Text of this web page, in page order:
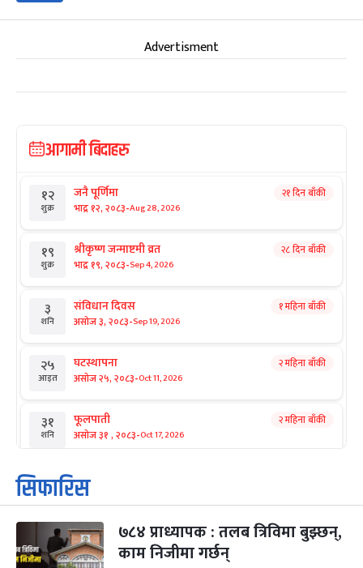
Advertisment
आगामी बिदाहरु
१२
शुक्र
जनै पूर्णिमा
भाद्र १२, २०८३-Aug 28, 2026
२१ दिन बाँकी
१९
शुक्र
श्रीकृष्ण जन्माष्टमी व्रत
भाद्र १९, २०८३-Sep 4, 2026
२८ दिन बाँकी
३
शनि
संविधान दिवस
असोज ३, २०८३-Sep 19, 2026
१ महिना बाँकी
२५
आइत
घटस्थापना
असोज २५, २०८३-Oct 11, 2026
२ महिना बाँकी
३१
शनि
फूलपाती
असोज ३१ , २०८३-Oct 17, 2026
२ महिना बाँकी
१
आइत
कार्तिक सङ्क्रान्ति
कार्तिक १, २०८३
३
मंगल
महानवमी
कार्तिक ३, २०८३-Oct 20, 2026
२ महिना बाँकी
सिफारिस
७८४ प्राध्यापक : तलब त्रिविमा बुझ्छन्,
काम निजीमा गर्छन्